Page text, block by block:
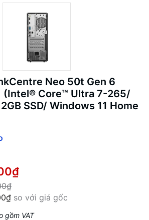
Neo 50t Gen 6
(Intel® Core™ Ultra 7-265/
SSD/ Windows 11 Home
so với giá gốc
gồm VAT